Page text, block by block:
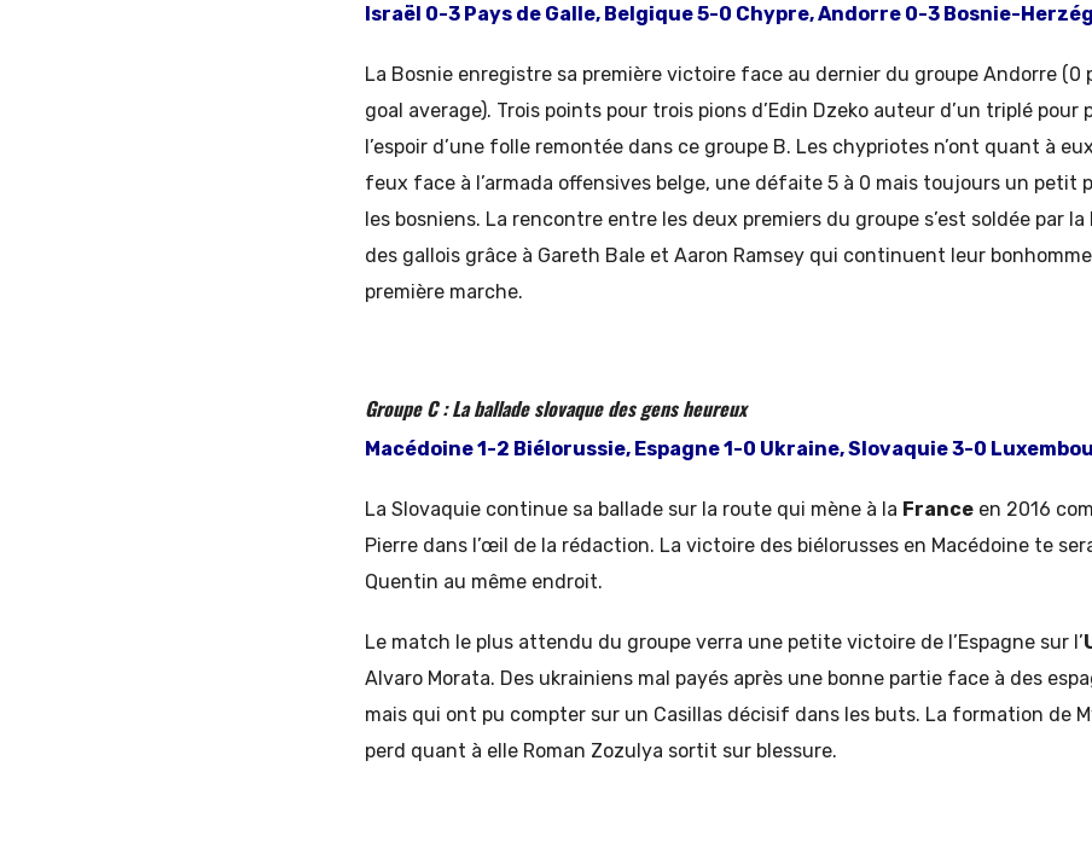
Israël 0-3 Pays de Galle, Belgique 5-0 Chypre, Andorre 0-3 Bosnie-
La Bosnie enregistre sa première victoire face au dernier du groupe Andorre (0
goal average). Trois points pour trois pions d’Edin Dzeko auteur d’un triplé
l’espoir d’une folle remontée dans ce groupe B. Les chypriotes n’ont quant à
feux face à l’armada offensives belge, une défaite 5 à 0 mais toujours un petit
les bosniens. La rencontre entre les deux premiers du groupe s’est soldée par
des gallois grâce à Gareth Bale et Aaron Ramsey qui continuent leur
première marche.
Groupe C : La ballade slovaque des gens heureux
Macédoine 1-2 Biélorussie, Espagne 1-0 Ukraine, Slovaquie 3-0
La Slovaquie continue sa ballade sur la route qui mène à la France en 2016
Pierre dans l’œil de la rédaction. La victoire des biélorusses en Macédoine te
Quentin au même endroit.
Le match le plus attendu du groupe verra une petite victoire de l’Espagne sur l’
Alvaro Morata. Des ukrainiens mal payés après une bonne partie face à des
mais qui ont pu compter sur un Casillas décisif dans les buts. La formation de
perd quant à elle Roman Zozulya sortit sur blessure.